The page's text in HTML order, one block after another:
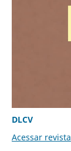
DLCV
Acessar revista